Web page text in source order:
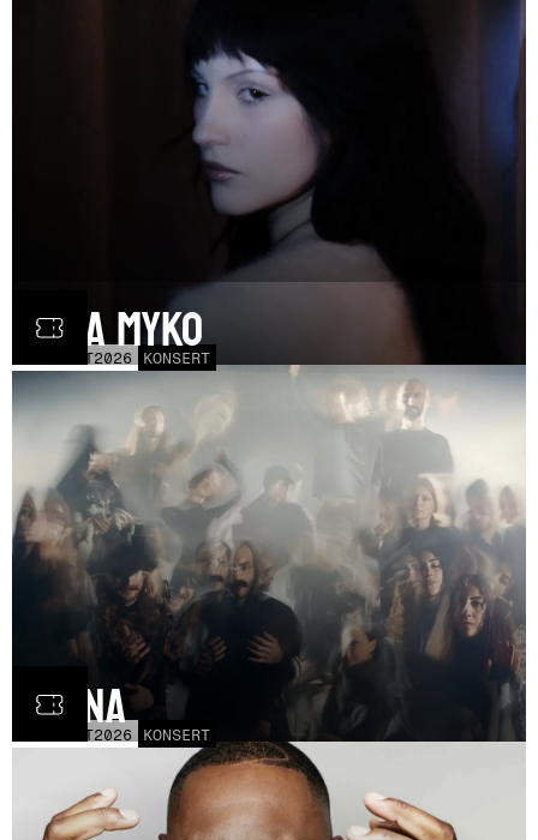
OCT2026 KONSERT
Olga Myko
OCT2026 KONSERT
Fauna